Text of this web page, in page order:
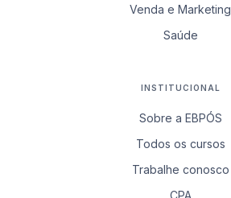
Venda e Marketing
Saúde
INSTITUCIONAL
Sobre a EBPÓS
Todos os cursos
Trabalhe conosco
CPA